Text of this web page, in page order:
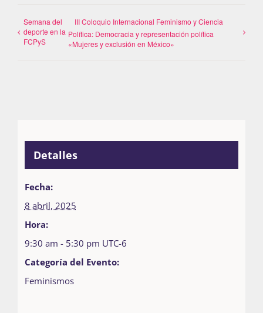
Semana del
deporte en la
FCPyS
III Coloquio Internacional Feminismo y Ciencia
Política: Democracia y representación política
«Mujeres y exclusión en México»
Detalles
Fecha:
8 abril, 2025
Hora:
9:30 am - 5:30 pm UTC-6
Categoría del Evento:
Feminismos